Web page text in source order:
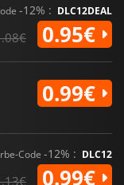
-12% : DLC12DEAL
0.95€
0.99€
Code -12% : DLC12
0.99€